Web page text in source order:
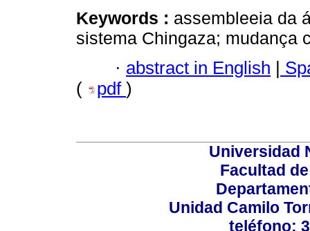
Keywords : assembleeia da
sistema Chingaza; mudança
· abstract in English |
(
pdf )
Universidad
Facultad
Unidad Camilo
teléfono: